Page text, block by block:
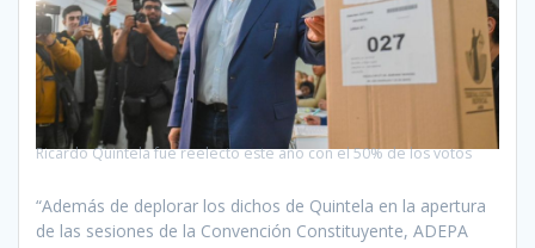
Ricardo Quintela fue reelecto este año con el 50% de los votos
“Además de deplorar los dichos de Quintela en la apertura
de las sesiones de la Convención Constituyente, ADEPA